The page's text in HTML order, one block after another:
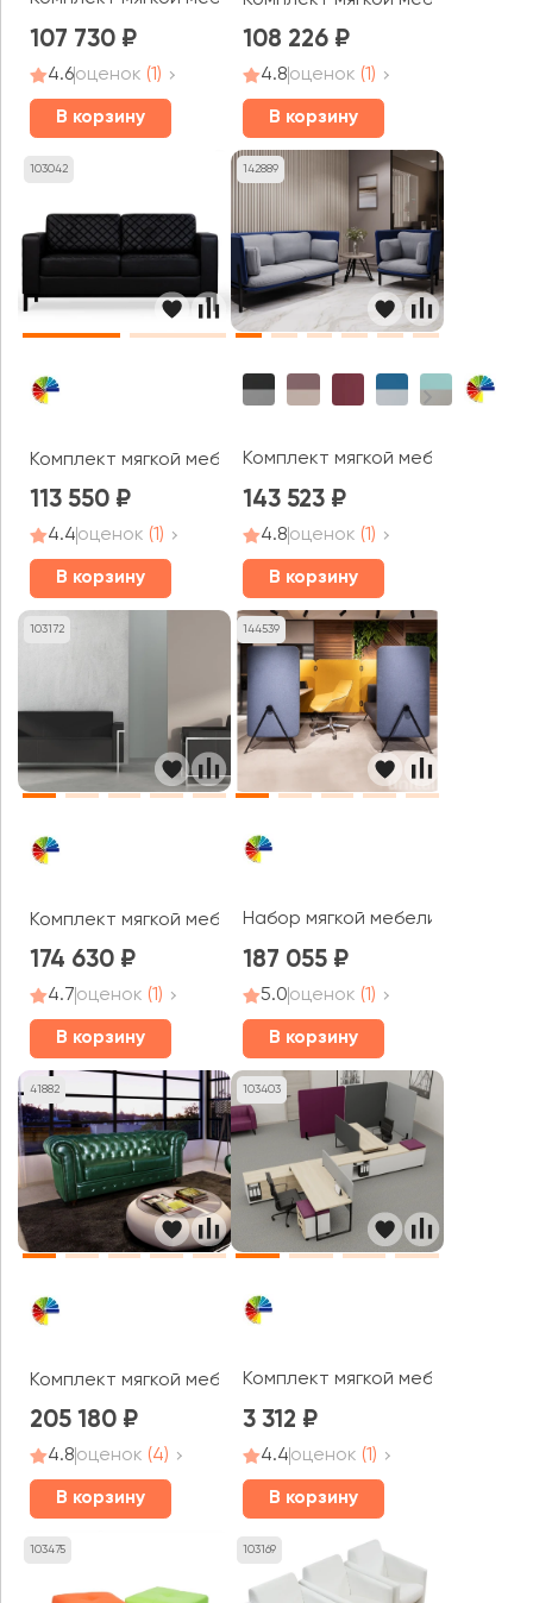
107 730
4.6оценок (1)
В корзину
108 226
4.8оценок (1)
В корзину
103042
Комплект мягкой мебели Бентли MVK
113 550
4.4оценок (1)
В корзину
142889
Комплект мягкой мебели
143 523
4.8оценок (1)
В корзину
103172
Комплект мягкой мебели Дакар MVK
174 630
4.7оценок (1)
В корзину
144539
Набор мягкой мебели с
187 055
5.0оценок (1)
В корзину
41882
Комплект мягкой мебели Альфа Честер
205 180
4.8оценок (4)
В корзину
103403
Комплект мягкой мебели
3 312
4.4оценок (1)
В корзину
103475 103169